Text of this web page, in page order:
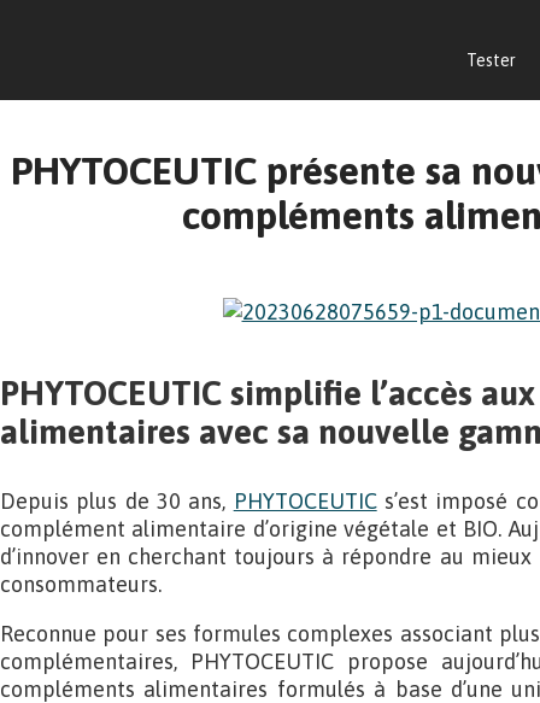
Tester
PHYTOCEUTIC présente sa
compléments
PHYTOCEUTIC simplifie l’accès
alimentaires avec sa nouvelle
Depuis plus de 30 ans, PHYTOCEUTICs’est imposé
complément alimentaire d’origine végétale et BIO.
d’innover en cherchant toujours à répondre au
consommateurs.
Reconnue pour ses formules complexes associant
complémentaires, PHYTOCEUTIC propose
compléments alimentaires formulés à base d’une